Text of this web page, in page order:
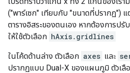
("พาร์เซก" เทียบกับ "ขนาดที่ปรากฏ")
ตารางอิสระของตนเอง หากต้องการป
ให้ใช้ตัวเลือก hAxis.gridlines
ในโค้ดด้านล่าง ตัวเลือก axes และ
ปรากฏแบบ Dual-X ของแผนภูมิ ตัวเลื